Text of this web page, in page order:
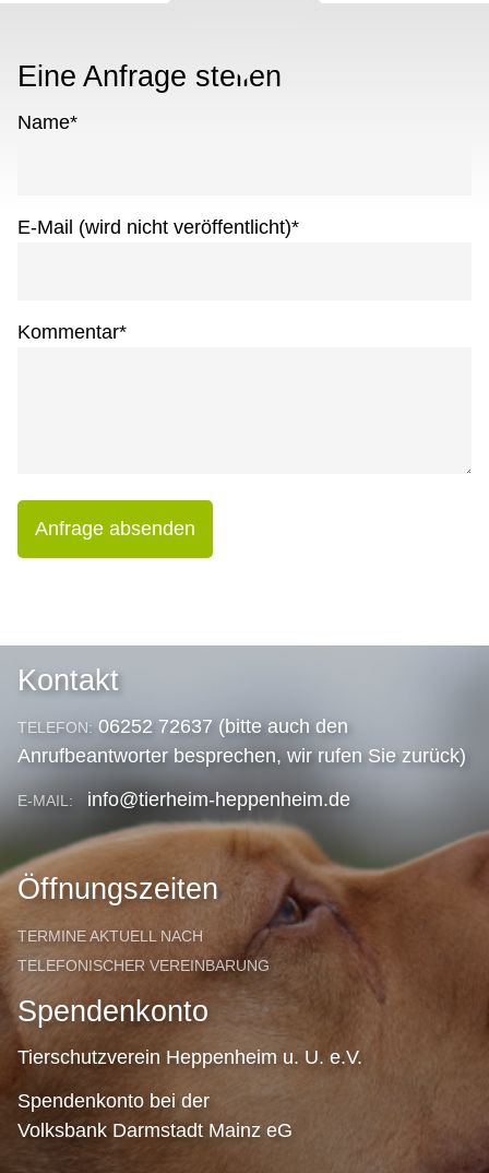
Eine Anfrage stellen
Name*
E-Mail (wird nicht veröffentlicht)*
Kommentar*
Anfrage absenden
Kontakt
TELEFON: 06252 72637 (bitte auch den
Anrufbeantworter besprechen, wir rufen Sie zurück)
E-MAIL: info@tierheim-heppenheim.de
Öffnungszeiten
TERMINE AKTUELL NACH
TELEFONISCHER VEREINBARUNG
Spendenkonto
Tierschutzverein Heppenheim u. U. e.V.
Spendenkonto bei der
Volksbank Darmstadt Mainz eG